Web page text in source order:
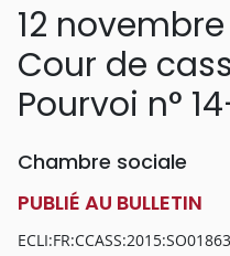
12 novembre
Cour de
Pourvoi n°
Chambre sociale
PUBLIÉ AU BULLETIN
ECLI:FR:CCASS:2015:SO01863